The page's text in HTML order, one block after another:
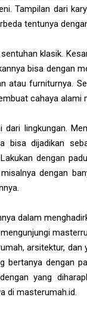
Tampilan dari
tentunya
klasik.
bisa dengan
atau furniturnya.
cahaya alami
dari lingkungan.
bisa dijadikan
dengan
dengan
dalam
arsitektur, dan
bertanya dengan
yang
di masterumah.id.